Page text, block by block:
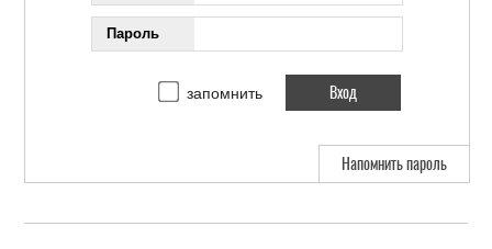
Пароль
запомнить
Напомнить пароль